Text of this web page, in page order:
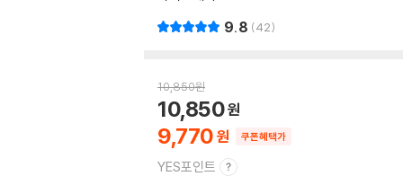
9.8 42
10,850원
9,770
10,850
쿠폰혜택가
YES포인트